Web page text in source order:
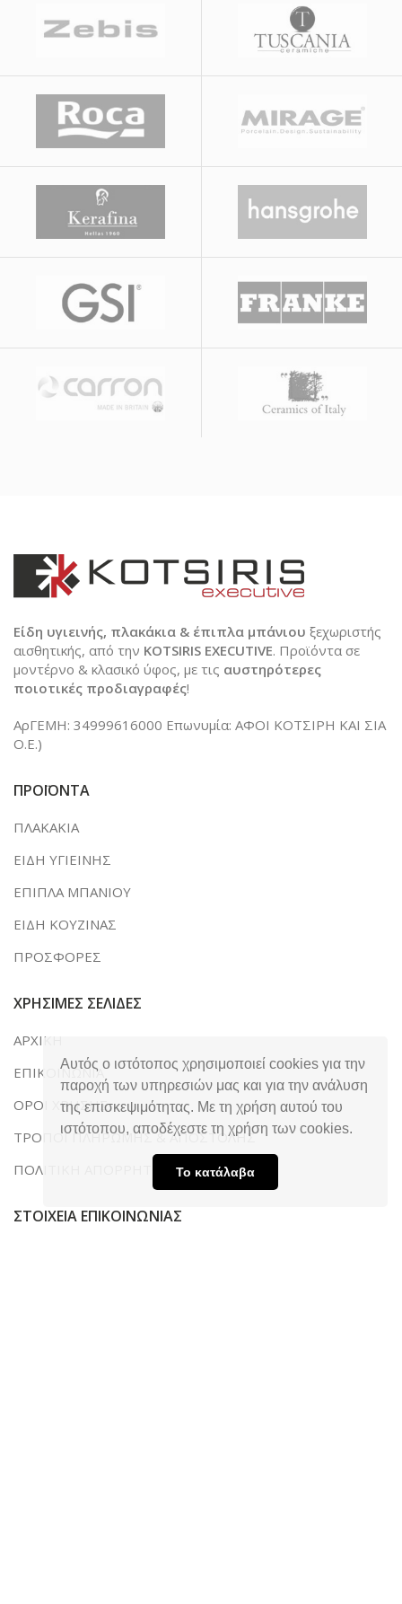
Αυτός ο ιστότοπος χρησιμοποιεί cookies για την
παροχή των υπηρεσιών μας και για την ανάλυση
της επισκεψιμότητας. Με τη χρήση αυτού του
ιστότοπου, αποδέχεστε τη χρήση των cookies.
Το κατάλαβα
Είδη υγιεινής, πλακάκια & έπιπλα μπάνιου ξεχωριστής
αισθητικής, από την KOTSIRIS EXECUTIVE. Προϊόντα σε
μοντέρνο & κλασικό ύφος, με τις αυστηρότερες
ποιοτικές προδιαγραφές!
ΑρΓΕΜΗ: 34999616000 Επωνυμία: ΑΦΟΙ ΚΟΤΣΙΡΗ ΚΑΙ ΣΙΑ
Ο.Ε.)
ΠΡΟΪΟΝΤΑ
ΠΛΑΚΑΚΙΑ
ΕΙΔΗ ΥΓΙΕΙΝΗΣ
ΕΠΙΠΛΑ ΜΠΑΝΙΟΥ
ΕΙΔΗ ΚΟΥΖΙΝΑΣ
ΠΡΟΣΦΟΡΕΣ
ΧΡΗΣΙΜΕΣ ΣΕΛΙΔΕΣ
ΑΡΧΙΚΗ
ΕΠΙΚΟΙΝΩΝΙΑ
ΟΡΟΙ ΧΡΗΣΗΣ
ΤΡΟΠΟΙ ΠΛΗΡΩΜΗΣ & ΑΠΟΣΤΟΛΗΣ
ΠΟΛΙΤΙΚΗ ΑΠΟΡΡΗΤΟΥ
ΣΤΟΙΧΕΙΑ ΕΠΙΚΟΙΝΩΝΙΑΣ